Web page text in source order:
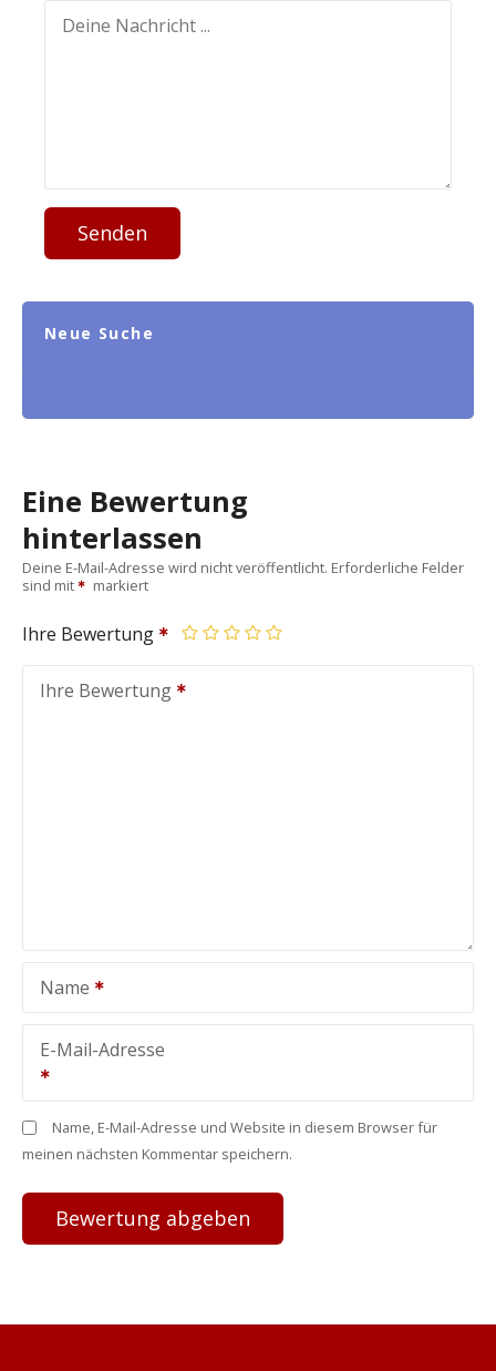
Senden
Neue Suche
Eine Bewertung
hinterlassen
Deine E-Mail-Adresse wird nicht veröffentlicht. Erforderliche Felder
sind mit
markiert
Ihre Bewertung
Ihre Bewertung
Name
E-Mail-Adresse
Name, E-Mail-Adresse und Website in diesem Browser für
meinen nächsten Kommentar speichern.